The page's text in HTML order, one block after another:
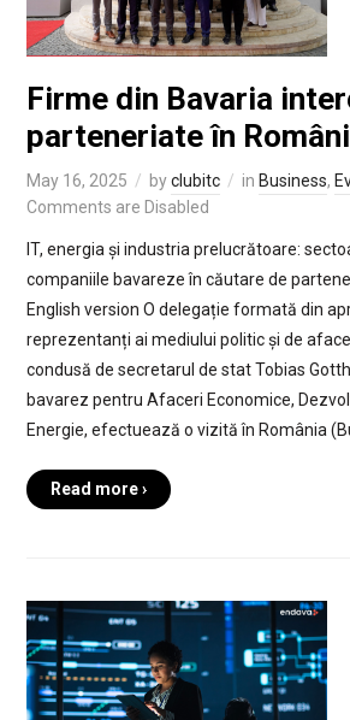
Firme din Bavaria
parteneriate în
May 16, 2025 byclubitc in Business,
Comments are Disabled
IT, energia și industria prelucrătoare:
companiile bavareze în căutare de
English version O delegație formată din
reprezentanți ai mediului politic și de
condusă de secretarul de stat Tobias
bavarez pentru Afaceri Economice,
Energie, efectuează o vizită în România
Read more ›